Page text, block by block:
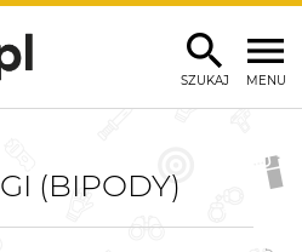
MENU
SZUKAJ
(BIPODY)